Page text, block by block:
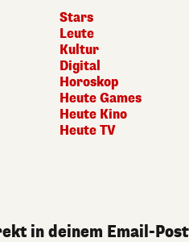
Stars
Leute
Kultur
Digital
Horoskop
Heute Games
Heute Kino
Heute TV
in deinem Email-